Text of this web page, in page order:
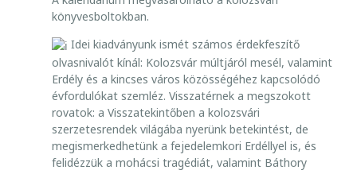
T
A
T
T
Á
K
A
2
0
könyvesboltokban.
Idei kiadványunk ismét számos érdekfeszítő
olvasnivalót kínál: Kolozsvár múltjáról mesél, valamint
Erdély és a kincses város közösségéhez kapcsolódó
évfordulókat szemléz. Visszatérnek a megszokott
rovatok: a Visszatekintőben a kolozsvári
szerzetesrendek világába nyerünk betekintést, de
megismerkedhetünk a fejedelemkori Erdéllyel is, és
felidézzük a mohácsi tragédiát, valamint Báthory